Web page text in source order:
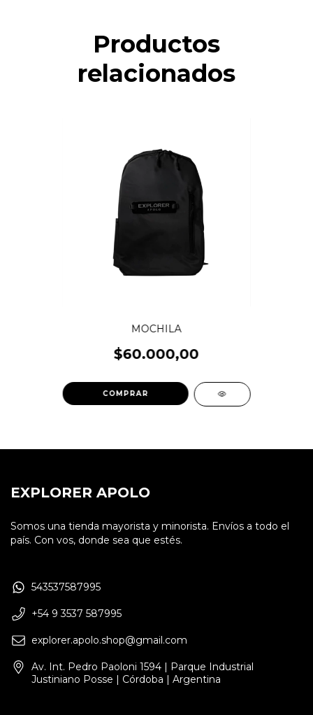
Productos
relacionados
MOCHILA
$60.000,00
EXPLORER APOLO
Somos una tienda mayorista y minorista. Envíos a todo el
país. Con vos, donde sea que estés.
543537587995
+54 9 3537 587995
explorer.apolo.shop@gmail.com
Av. Int. Pedro Paoloni 1594 | Parque Industrial
Justiniano Posse | Córdoba | Argentina